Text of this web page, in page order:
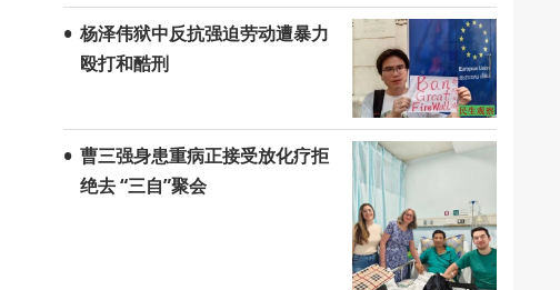
杨泽伟狱中反抗强迫劳动遭暴力
殴打和酷刑
曹三强身患重病正接受放化疗拒
绝去 “三自”聚会